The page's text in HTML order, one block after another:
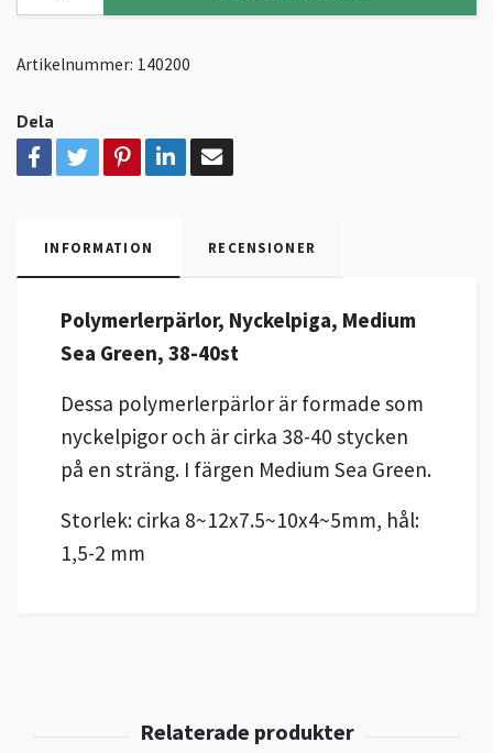
Artikelnummer: 140200
Dela
INFORMATION RECENSIONER
Polymerlerpärlor, Nyckelpiga, Medium
Sea Green, 38-40st
Dessa polymerlerpärlor är formade som
nyckelpigor och är cirka 38-40 stycken
på en sträng. I färgen Medium Sea Green.
Storlek: cirka 8~12x7.5~10x4~5mm, hål:
1,5-2 mm